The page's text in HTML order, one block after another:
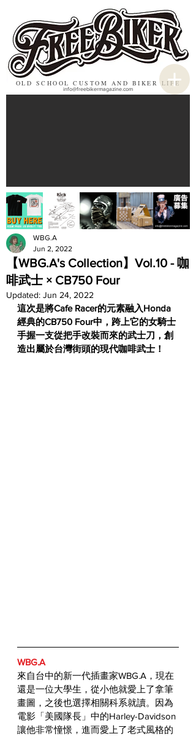
OLD SCHOOL CUSTOM AND BIKER LIFE
info@freebikermagazine.com
【WBG.A's Collection】Vol.10 - 咖
啡武士 × CB750 Four
WBG.A
Jun 2, 2022
Updated: Jun 24, 2022
這次是將Cafe Racer的元素融入Honda
經典的CB750 Four中，跨上它的女騎士
手握一支從把手改裝而來的武士刀，創
造出屬於台灣街頭的現代咖啡武士！
WBG.A
來自台中的新一代插畫家WBG.A，現在
還是一位大學生，從小他就愛上了拿筆
畫圖，之後也選擇相關科系就讀。因為
電影「美國隊長」中的Harley-Davidson
讓他非常憧憬，進而愛上了老式風格的